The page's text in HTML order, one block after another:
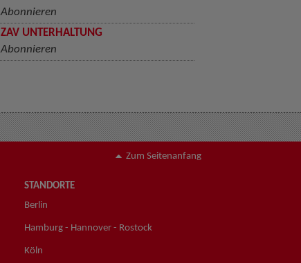
Abonnieren
ZAV UNTERHALTUNG
Abonnieren
Zum Seitenanfang
STANDORTE
Berlin
Hamburg - Hannover - Rostock
Köln